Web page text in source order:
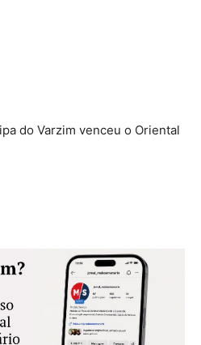
do Varzim venceu o Oriental